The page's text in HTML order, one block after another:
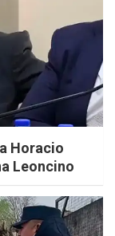
Horacio
Leoncino